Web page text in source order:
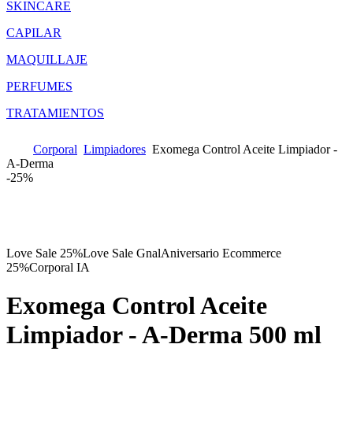
SKINCARE
CAPILAR
MAQUILLAJE
PERFUMES
TRATAMIENTOS
Corporal Limpiadores Exomega Control Aceite Limpiador -
A-Derma
-25%
Love Sale 25%Love Sale GnalAniversario Ecommerce
25%Corporal IA
Exomega Control Aceite
Limpiador - A-Derma 500 ml